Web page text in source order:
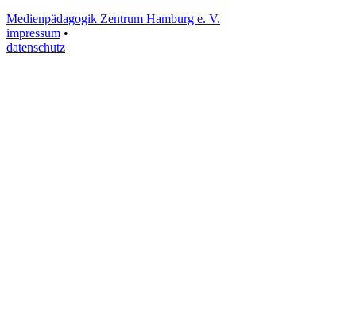
Medienpädagogik Zentrum Hamburg e. V.
impressum •
datenschutz